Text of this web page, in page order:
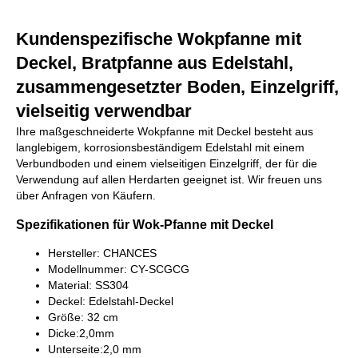
Kundenspezifische Wokpfanne mit
Deckel, Bratpfanne aus Edelstahl,
zusammengesetzter Boden, Einzelgriff,
vielseitig verwendbar
Ihre maßgeschneiderte Wokpfanne mit Deckel besteht aus
langlebigem, korrosionsbeständigem Edelstahl mit einem
Verbundboden und einem vielseitigen Einzelgriff, der für die
Verwendung auf allen Herdarten geeignet ist. Wir freuen uns
über Anfragen von Käufern.
Spezifikationen für Wok-Pfanne mit Deckel
Hersteller: CHANCES
Modellnummer: CY-SCGCG
Material: SS304
Deckel: Edelstahl-Deckel
Größe: 32 cm
Dicke:2,0mm
Unterseite:2,0 mm